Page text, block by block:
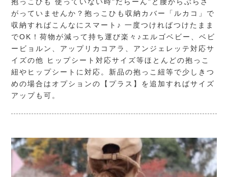
がっていませんか？抱っこひも収納カバー「ルカコ」で
収納すればこんなにスマート♪ 一度つければつけたまま
でOK！荷物が減って持ち運び楽々♪エルゴベビー、ベビ
ービョルン、アップリカコアラ、アンジェレッテ対応サ
イズの他 ヒップシート対応サイズ等ほとんどの抱っこ
紐やヒップシートに対応。新品の抱っこ紐等で少しきつ
めの場合はオプションの【プラス】を追加すればサイズ
アップも可。